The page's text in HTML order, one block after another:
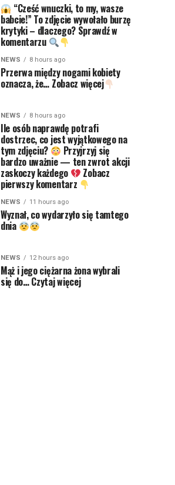
“Cześć wnuczki, to my, wasze
babcie!” To zdjęcie wywołało burzę
krytyki – dlaczego? Sprawdź w
komentarzu
NEWS 8 hours ago
Przerwa między nogami kobiety
oznacza, że… Zobacz więcej
NEWS 8 hours ago
Ile osób naprawdę potrafi
dostrzec, co jest wyjątkowego na
tym zdjęciu? Przyjrzyj się
bardzo uważnie — ten zwrot akcji
zaskoczy każdego Zobacz
pierwszy komentarz
NEWS 11 hours ago
Wyznał, co wydarzyło się tamtego
dnia
NEWS 12 hours ago
Mąż i jego ciężarna żona wybrali
się do… Czytaj więcej